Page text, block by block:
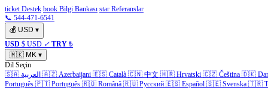
ticket Destek book Bilgi Bankası star Referanslar
📞 544-471-6541
💰 USD ▾
USD $ USD ✓ TRY ₺
🇲🇰 MK ▾
Dil Seçin
🇸🇦 العربية 🇦🇿 Azerbaijani 🇪🇸 Català 🇨🇳 中文 🇭🇷 Hrvatski 🇨🇿 Čeština 🇩🇰
Português 🇵🇹 Português 🇷🇴 Română 🇷🇺 Русский 🇪🇸 Español 🇸🇪 Svenska 🇹🇷